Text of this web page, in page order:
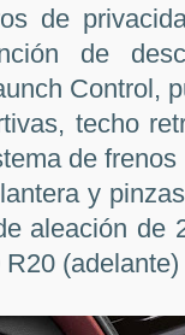
de
de
Control,
techo
de
y
aleación de